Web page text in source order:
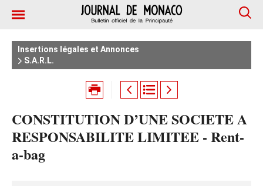
Insertions légales et Annonces
S.A.R.L.
CONSTITUTION D’UNE SOCIETE A
RESPONSABILITE LIMITEE - Rent-
a-bag